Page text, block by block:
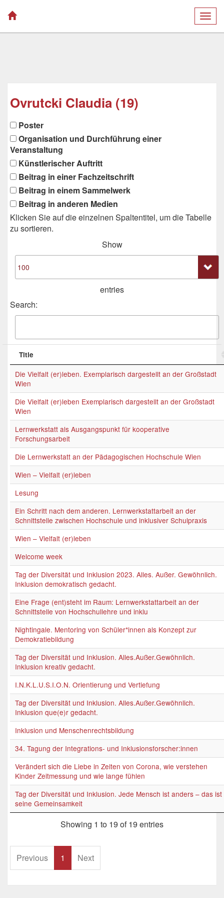
Ovrutcki Claudia (19)
Poster
Organisation und Durchführung einer
Veranstaltung
Künstlerischer Auftritt
Beitrag in einer Fachzeitschrift
Beitrag in einem Sammelwerk
Beitrag in anderen Medien
Klicken Sie auf die einzelnen Spaltentitel, um die Tabelle
zu sortieren.
Show
entries
Search:
Title
Die Vielfalt (er)leben. Exemplarisch dargestellt an der Großstadt
Wien
Die Vielfalt (er)leben Exemplarisch dargestellt an der Großstadt
Wien
Lernwerkstatt als Ausgangspunkt für kooperative
Forschungsarbeit
Die Lernwerkstatt an der Pädagogischen Hochschule Wien
Wien – Vielfalt (er)leben
Lesung
Ein Schritt nach dem anderen. Lernwerkstattarbeit an der
Schnittstelle zwischen Hochschule und inklusiver Schulpraxis
Wien – Vielfalt (er)leben
Welcome week
Tag der Diversität und Inklusion 2023. Alles. Außer. Gewöhnlich.
Inklusion demokratisch gedacht.
Eine Frage (ent)steht im Raum: Lernwerkstattarbeit an der
Schnittstelle von Hochschullehre und inklu
Nightingale. Mentoring von Schüler*innen als Konzept zur
Demokratiebildung
Tag der Diversität und Inklusion. Alles.Außer.Gewöhnlich.
Inklusion kreativ gedacht.
I.N.K.L.U.S.I.O.N. Orientierung und Vertiefung
Tag der Diversität und Inklusion. Alles.Außer.Gewöhnlich.
Inklusion que(e)r gedacht.
Inklusion und Menschenrechtsbildung
34. Tagung der Integrations- und Inklusionsforscher:innen
Verändert sich die Liebe in Zeiten von Corona, wie verstehen
Kinder Zeitmessung und wie lange fühlen
Tag der Diversität und Inklusion. Jede Mensch ist anders – das ist
seine Gemeinsamkeit
Showing 1 to 19 of 19 entries
Previous 1 Next